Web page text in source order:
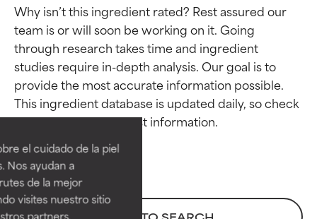
el cuidado de la piel
Nos ayudan a
de la mejor
visites nuestro sitio
partners,
Why isn’t this ingredient rated? Rest assured our
team is or will soon be working on it. Going
through research takes time and ingredient
studies require in-depth analysis. Our goal is to
provide the most accurate information possible.
This ingredient database is updated daily, so check
Calificaciones de
ingredientes
EXCELENTE
Ingrediente sobresaliente con
beneficios reales para la piel. Su
eficacia está demostrada y
Calificaciones de
ingredientes
EXCELENTE
Ingrediente sobresaliente con
beneficios reales para la piel. Su
eficacia está demostrada y